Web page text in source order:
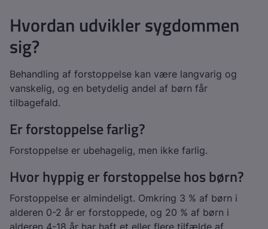
Hvordan udvikler sygdommen
sig?
Behandling af forstoppelse kan være langvarig og
vanskelig, og en betydelig andel af børn får
tilbagefald.
Er forstoppelse farlig?
Forstoppelse er ubehagelig, men ikke farlig.
Hvor hyppig er forstoppelse hos børn?
Forstoppelse er almindeligt. Omkring 3 % af børn i
alderen 0-2 år er forstoppede, og 20 % af børn i
alderen 4-18 år har haft et eller flere tilfælde af